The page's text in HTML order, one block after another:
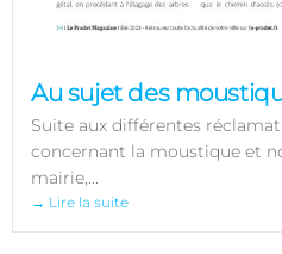
Au sujet des
Suite aux différentes
concernant la moustique et
mairie,...
→ Lire la suite